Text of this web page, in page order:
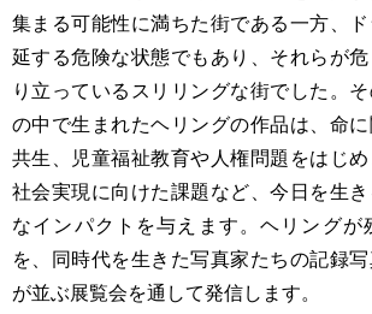
集まる可能性に満ちた街である一方、
延する危険な状態でもあり、それらが
り立っているスリリングな街でした。
の中で生まれたヘリングの作品は、命
共生、児童福祉教育や人権問題をはじ
社会実現に向けた課題など、今日を生
なインパクトを与えます。ヘリングが
を、同時代を生きた写真家たちの記録
が並ぶ展覧会を通して発信します。